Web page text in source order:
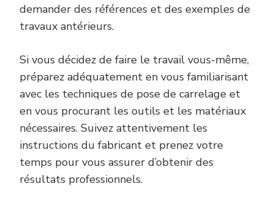
demander des références et des exemples de
travaux antérieurs.
Si vous décidez de faire le travail vous-même,
préparez adéquatement en vous familiarisant
avec les techniques de pose de carrelage et
en vous procurant les outils et les matériaux
nécessaires. Suivez attentivement les
instructions du fabricant et prenez votre
temps pour vous assurer d’obtenir des
résultats professionnels.